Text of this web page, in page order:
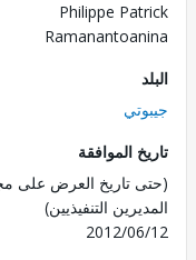
Philippe
الموافقة
تاريخ العرض على مجلس
التنفيذيين)
2012/